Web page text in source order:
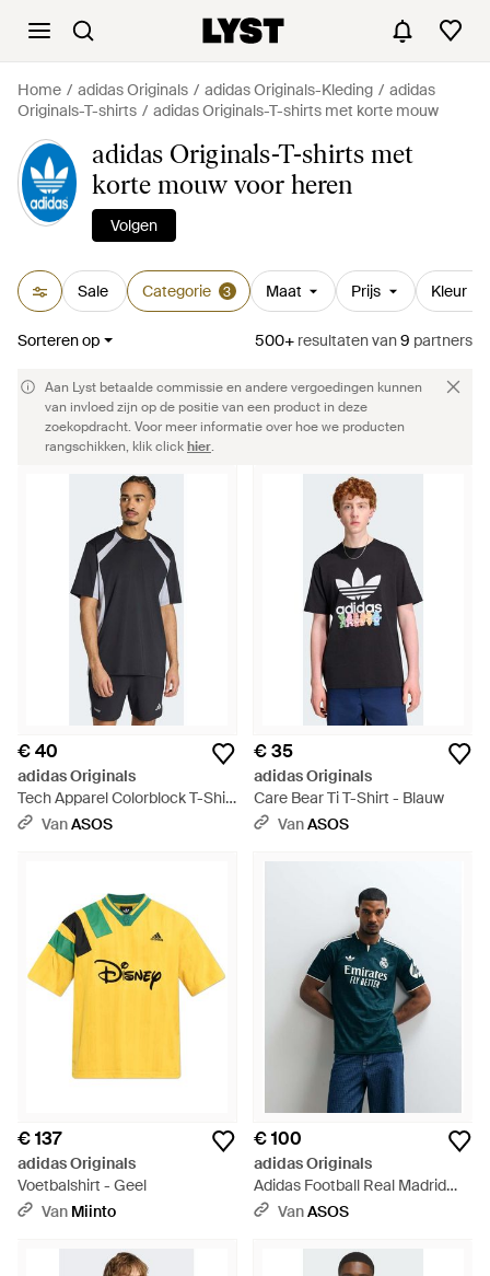
Home adidas Originals adidas Originals-Kleding
adidas
Originals-T-shirts
adidas Originals-T-shirts met korte mouw
adidas Originals-T-shirts met
korte mouw voor heren
Volgen
Sale Categorie 3 Maat Prijs Kleur
Sorteren op 500+ resultatenvan9 partners
Aan Lyst betaalde commissie en andere vergoedingen kunnen
van invloed zijn op de positie van een product in deze
zoekopdracht. Voor meer informatie over hoe we producten
rangschikken, klik clickhier.
€ 40
adidas Originals
Tech Apparel Colorblock T-Shirt
- Blauw
VanASOS
€ 35
adidas Originals
Care Bear Ti T-Shirt - Blauw
VanASOS
€ 137
adidas Originals
Voetbalshirt - Geel
Van Miinto
€ 100
adidas Originals
Adidas Football Real Madrid
26/27 Uitshirt - Blauw
VanASOS